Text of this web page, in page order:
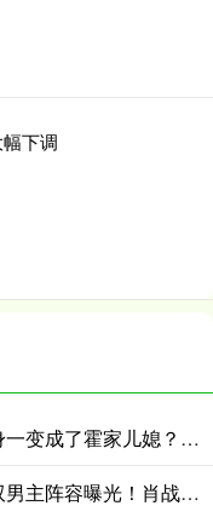
下调
星富优配 成龙不要的儿媳，竟摇身一变成了霍家儿媳？感到意外的何止他一人
嘉汇优配交易 献礼剧《重庆号》双男主阵容曝光！肖战无缝衔接进组，搭档老顶流